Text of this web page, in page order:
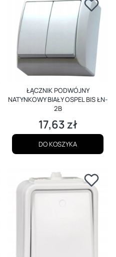
ŁĄCZNIK PODWÓJNY
NATYNKOWY BIAŁY OSPEL BIS ŁN-
2B
Cena
17,63 zł
DO KOSZYKA